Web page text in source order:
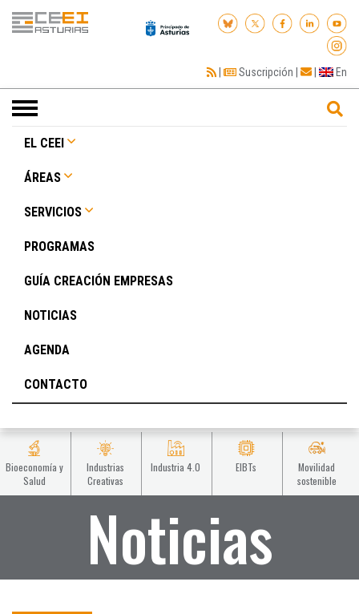
| Suscripción | | En
Toggle
navigation
EL CEEI
ÁREAS
SERVICIOS
PROGRAMAS
GUÍA CREACIÓN EMPRESAS
NOTICIAS
AGENDA
CONTACTO
Bioeconomía y
Salud
Industrias
Creativas
Industria 4.0 EIBTs
Movilidad
sostenible
Noticias